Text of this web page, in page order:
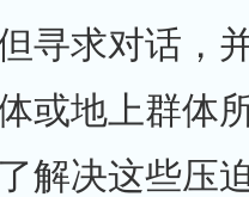
寻求对话，
或地上群体
解决这些压